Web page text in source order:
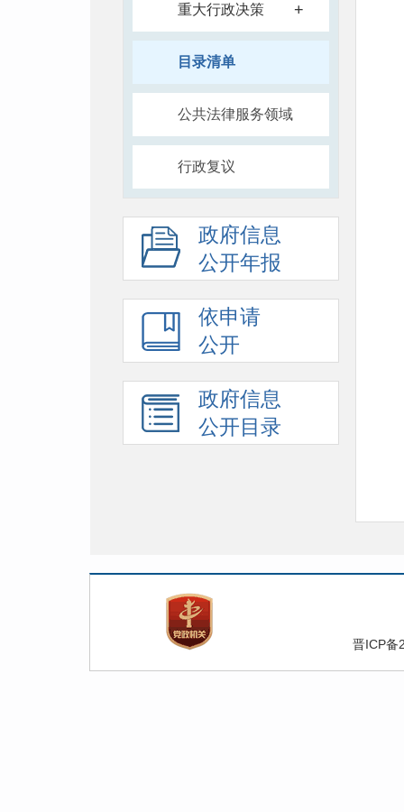
重大行政决策 +
目录清单
公共法律服务领域
行政复议
政府信息
公开年报
依申请
公开
政府信息
公开目录
晋ICP备